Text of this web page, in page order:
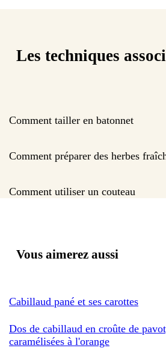
Les techniques
Comment tailler en batonnet
Comment préparer des herbes
Comment utiliser un couteau
Vous aimerez aussi
Cabillaud pané et ses carottes
Dos de cabillaud en croûte de
caramélisées à l'orange